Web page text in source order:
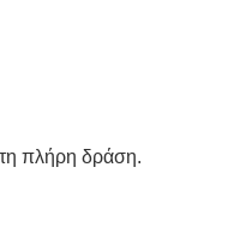
πλήρη δράση.